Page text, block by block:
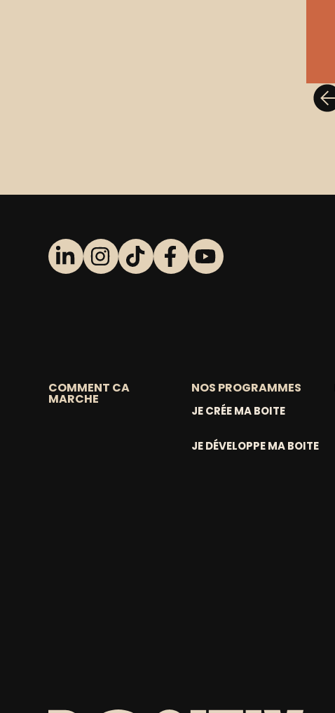
COMMENT CA
MARCHE
NOS PROGRAMMES
JE CRÉE MA BOITE
JE DÉVELOPPE MA BOITE